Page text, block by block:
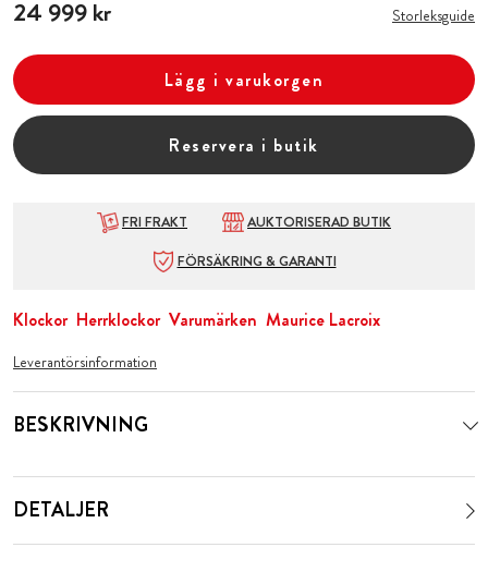
Pris 24 999 kr
24 999 kr Storleksguide
Lägg i varukorgen
Reservera i butik
FRI FRAKT
AUKTORISERAD BUTIK
FÖRSÄKRING & GARANTI
Klockor Herrklockor Varumärken Maurice Lacroix
Leverantörsinformation
BESKRIVNING
DETALJER